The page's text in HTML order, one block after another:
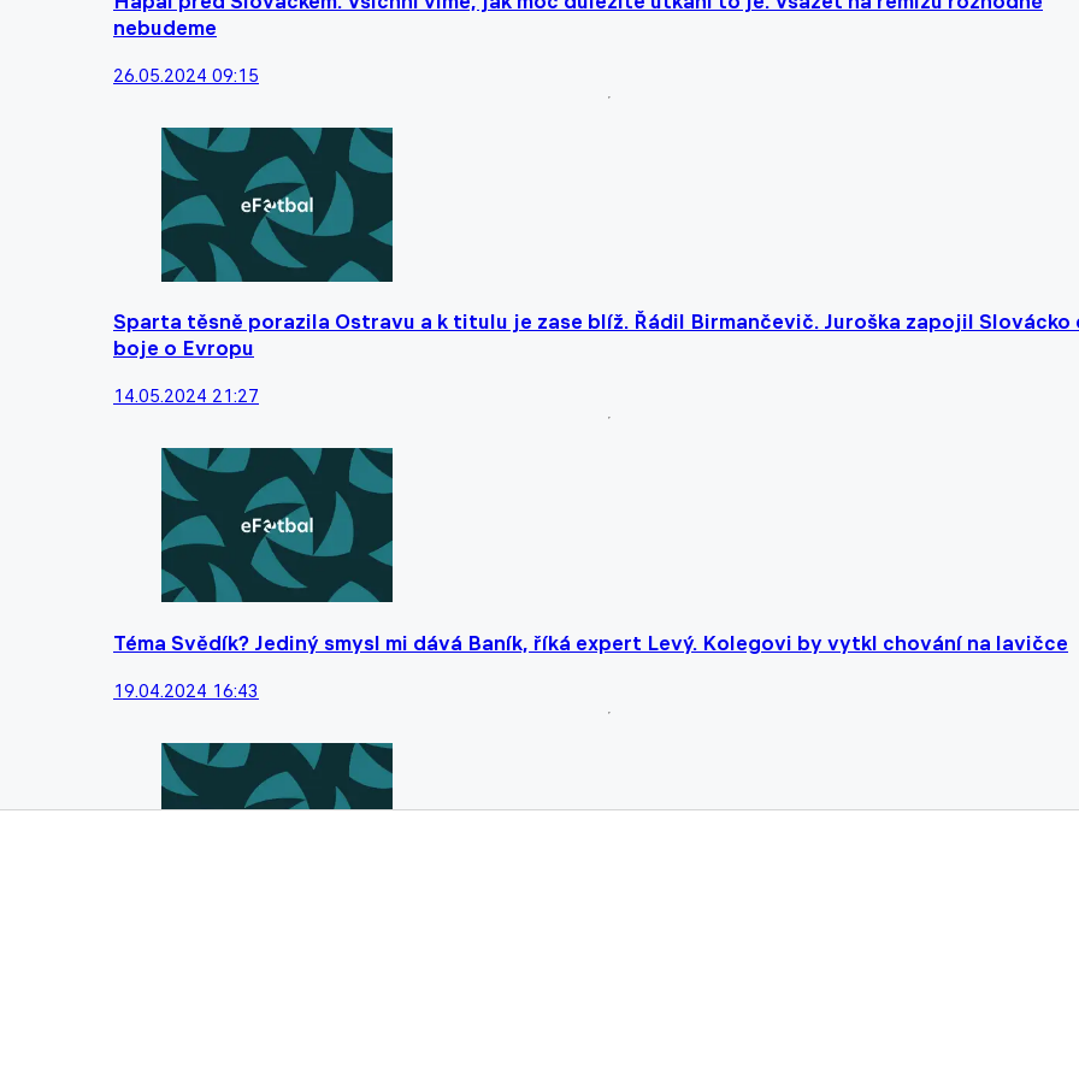
nebudeme
26.05.2024 09:15
Sparta těsně porazila Ostravu a k titulu je zase blíž. Řádil Birmančevič. Juroška zapojil Slovácko
boje o Evropu
14.05.2024 21:27
Téma Svědík? Jediný smysl mi dává Baník, říká expert Levý. Kolegovi by vytkl chování na lavičce
19.04.2024 16:43